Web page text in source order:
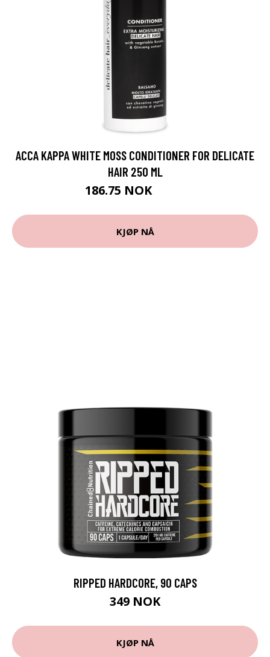
ACCA KAPPA WHITE MOSS CONDITIONER FOR DELICATE
HAIR 250 ML
186.75 NOK
KJØP NÅ
RIPPED HARDCORE, 90 CAPS
349 NOK
KJØP NÅ